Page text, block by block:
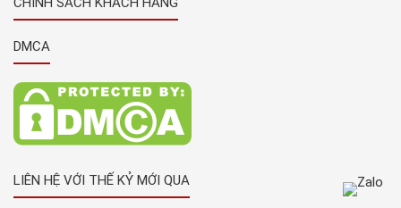
DMCA
LIÊN HỆ VỚI THẾ KỶ MỚI QUA